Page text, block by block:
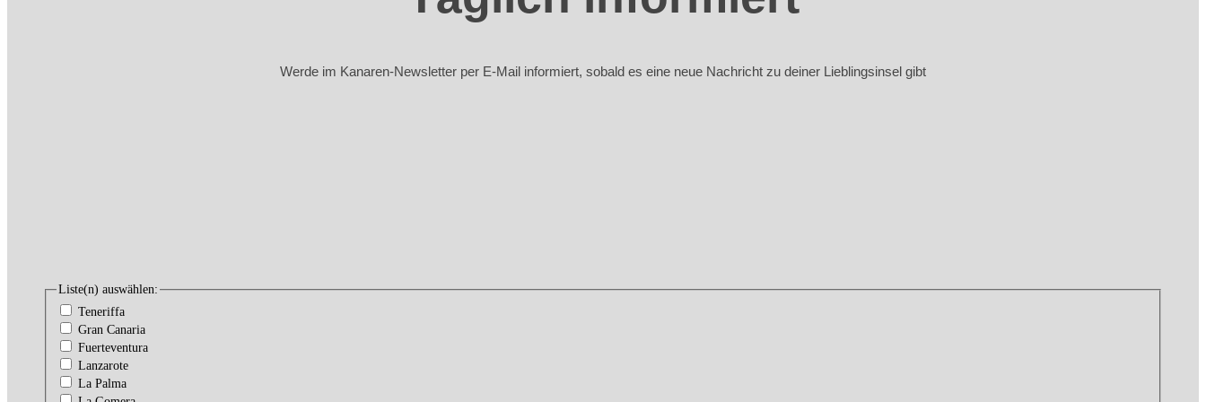
Werde im Kanaren-Newsletter per E-Mail informiert, sobald es eine neue Nachricht zu deiner Lieblingsinsel gibt
Liste(n) auswählen:
Teneriffa
Gran Canaria
Fuerteventura
Lanzarote
La Palma